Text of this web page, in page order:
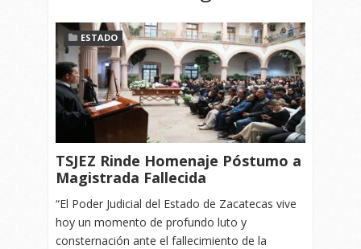
ESTADO
TSJEZ Rinde Homenaje Póstumo a
Magistrada Fallecida
“El Poder Judicial del Estado de Zacatecas vive
hoy un momento de profundo luto y
consternación ante el fallecimiento de la